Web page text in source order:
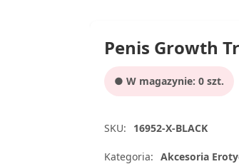
Penis Growth
● W magazynie: 0 szt.
SKU: 16952-X-BLACK
Kategoria: Akcesoria